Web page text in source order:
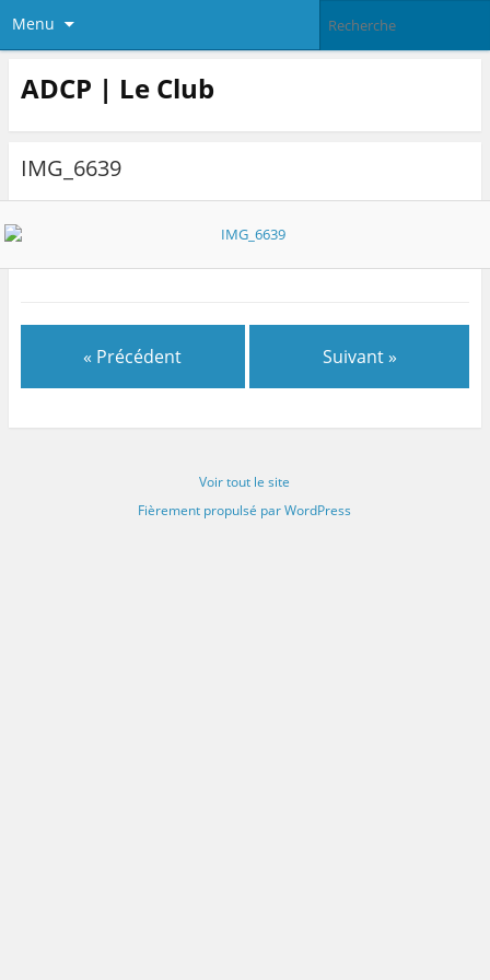
Menu
ADCP | Le Club
IMG_6639
« Précédent Suivant »
Voir tout le site
Fièrement propulsé par WordPress